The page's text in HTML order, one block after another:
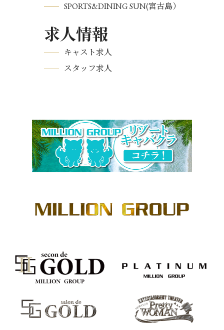
SPORTS&DINING SUN(宮古島）
求人情報
キャスト求人
スタッフ求人